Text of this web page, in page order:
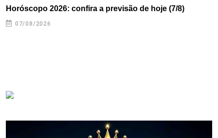
Horóscopo 2026: confira a previsão de hoje (7/8)
07/08/2026